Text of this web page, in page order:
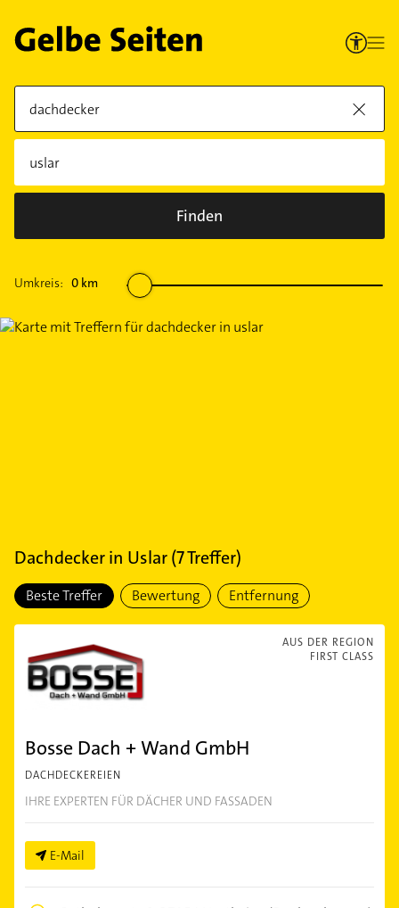
Finden
Umkreis: 0 km
Dachdeckerin Uslar(7Treffer)
Beste Treffer Bewertung Entfernung
AUS DER REGION
FIRST CLASS
Bosse Dach + Wand GmbH
DACHDECKEREIEN
IHRE EXPERTEN FÜR DÄCHER UND FASSADEN
E-Mail